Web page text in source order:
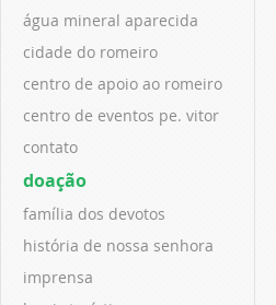
água mineral aparecida
cidade do romeiro
centro de apoio ao romeiro
centro de eventos pe. vitor
contato
doação
família dos devotos
história de nossa senhora
imprensa